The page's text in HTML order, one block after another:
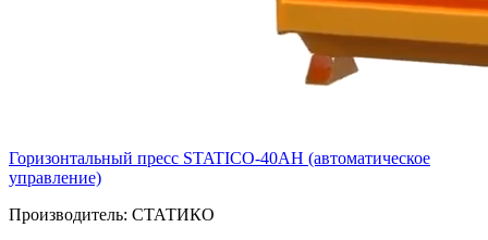
Горизонтальный пресс STATICO-40AH (автоматическое
управление)
Производитель: СТАТИКО